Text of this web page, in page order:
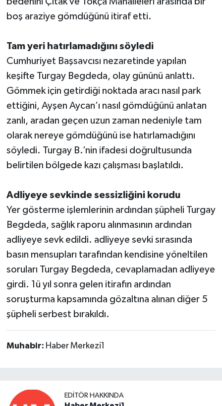
boş araziye gömdüğünü itiraf etti.
Tam yeri hatırlamadığını söyledi
Cumhuriyet Başsavcısı nezaretinde yapılan
keşifte Turgay Begdeda, olay gününü anlattı.
Gömmek için getirdiği noktada aracı nasıl park
ettiğini, Ayşen Aycan’ı nasıl gömdüğünü anlatan
zanlı, aradan geçen uzun zaman nedeniyle tam
olarak nereye gömdüğünü ise hatırlamadığını
söyledi. Turgay B.’nin ifadesi doğrultusunda
belirtilen bölgede kazı çalışması başlatıldı.
Adliyeye sevkinde sessizliğini korudu
Yer gösterme işlemlerinin ardından şüpheli Turgay
Begdeda, sağlık raporu alınmasının ardından
adliyeye sevk edildi. adliyeye sevki sırasında
basın mensupları tarafından kendisine yöneltilen
soruları Turgay Begdeda, cevaplamadan adliyeye
girdi. 1ü yıl sonra gelen itirafın ardından
soruşturma kapsamında gözaltına alınan diğer 5
şüpheli serbest bırakıldı.
Muhabir: Haber Merkezi1
EDITÖR HAKKINDA